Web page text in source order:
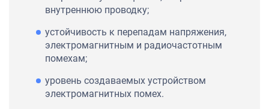
внутреннюю проводку;
устойчивость к перепадам напряжения,
электромагнитным и радиочастотным
помехам;
уровень создаваемых устройством
электромагнитных помех.